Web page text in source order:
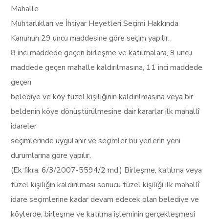
Mahalle
Muhtarlıkları ve İhtiyar Heyetleri Seçimi Hakkında
Kanunun 29 uncu maddesine göre seçim yapılır.
8 inci maddede geçen birleşme ve katılmalara, 9 uncu
maddede geçen mahalle kaldırılmasına, 11 inci maddede
geçen
belediye ve köy tüzel kişiliğinin kaldırılmasına veya bir
beldenin köye dönüştürülmesine dair kararlar ilk mahallî
idareler
seçimlerinde uygulanır ve seçimler bu yerlerin yeni
durumlarına göre yapılır.
(Ek fıkra: 6/3/2007-5594/2 md.) Birleşme, katılma veya
tüzel kişiliğin kaldırılması sonucu tüzel kişiliği ilk mahallî
idare seçimlerine kadar devam edecek olan belediye ve
köylerde, birleşme ve katılma işleminin gerçekleşmesi